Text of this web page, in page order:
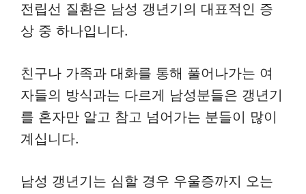
전립선 질환은 남성 갱년기의 대표적인 증
상 중 하나입니다.
친구나 가족과 대화를 통해 풀어나가는 여
자들의 방식과는 다르게 남성분들은 갱년기
를 혼자만 알고 참고 넘어가는 분들이 많이
계십니다.
남성 갱년기는 심할 경우 우울증까지 오는